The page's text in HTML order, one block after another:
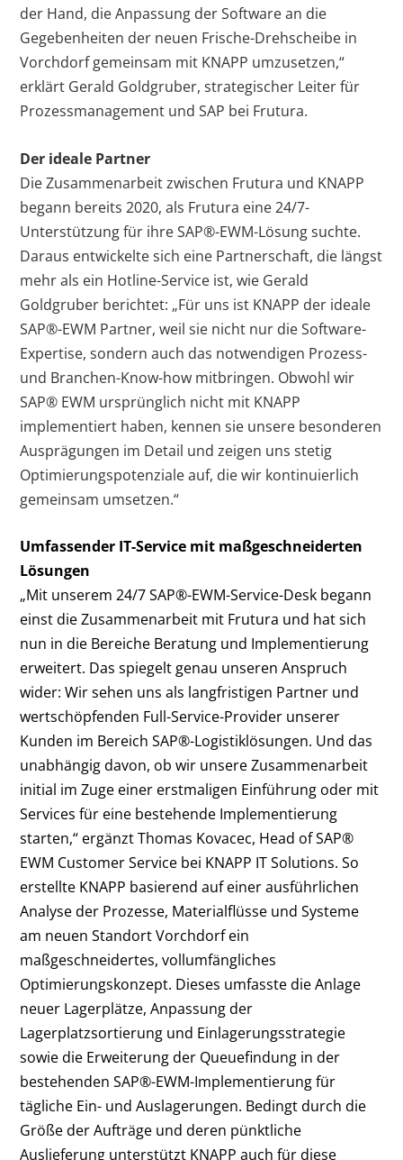
der Hand, die Anpassung der Software an die
Gegebenheiten der neuen Frische-Drehscheibe in
Vorchdorf gemeinsam mit KNAPP umzusetzen,“
erklärt Gerald Goldgruber, strategischer Leiter für
Prozessmanagement und SAP bei Frutura.
Der ideale Partner
Die Zusammenarbeit zwischen Frutura und KNAPP
begann bereits 2020, als Frutura eine 24/7-
Unterstützung für ihre SAP®-EWM-Lösung suchte.
Daraus entwickelte sich eine Partnerschaft, die längst
mehr als ein Hotline-Service ist, wie Gerald
Goldgruber berichtet: „Für uns ist KNAPP der ideale
SAP®-EWM Partner, weil sie nicht nur die Software-
Expertise, sondern auch das notwendigen Prozess-
und Branchen-Know-how mitbringen. Obwohl wir
SAP® EWM ursprünglich nicht mit KNAPP
implementiert haben, kennen sie unsere besonderen
Ausprägungen im Detail und zeigen uns stetig
Optimierungspotenziale auf, die wir kontinuierlich
gemeinsam umsetzen.“
Umfassender IT-Service mit maßgeschneiderten
Lösungen
„Mit unserem 24/7 SAP®-EWM-Service-Desk begann
einst die Zusammenarbeit mit Frutura und hat sich
nun in die Bereiche Beratung und Implementierung
erweitert. Das spiegelt genau unseren Anspruch
wider: Wir sehen uns als langfristigen Partner und
wertschöpfenden Full-Service-Provider unserer
Kunden im Bereich SAP®-Logistiklösungen. Und das
unabhängig davon, ob wir unsere Zusammenarbeit
initial im Zuge einer erstmaligen Einführung oder mit
Services für eine bestehende Implementierung
starten,“ ergänzt Thomas Kovacec, Head of SAP®
EWM Customer Service bei KNAPP IT Solutions. So
erstellte KNAPP basierend auf einer ausführlichen
Analyse der Prozesse, Materialflüsse und Systeme
am neuen Standort Vorchdorf ein
maßgeschneidertes, vollumfängliches
Optimierungskonzept. Dieses umfasste die Anlage
neuer Lagerplätze, Anpassung der
Lagerplatzsortierung und Einlagerungsstrategie
sowie die Erweiterung der Queuefindung in der
bestehenden SAP®-EWM-Implementierung für
tägliche Ein- und Auslagerungen. Bedingt durch die
Größe der Aufträge und deren pünktliche
Auslieferung unterstützt KNAPP auch für diese